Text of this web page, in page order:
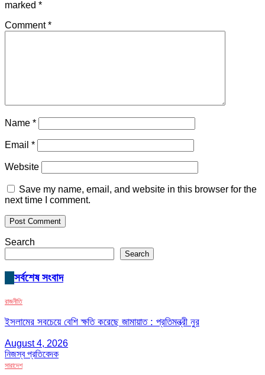
marked *
Comment*
Name *
Email *
Website
Save my name, email, and website in this browser for the
next time I comment.
Search
Search
সর্বশেষ সংবাদ
রাজনীতি
ইসলামের সবচেয়ে বেশি ক্ষতি করেছে জামায়াত : প্রতিমন্ত্রী নুর
August 4, 2026
নিজস্ব প্রতিবেদক
সারাদেশ